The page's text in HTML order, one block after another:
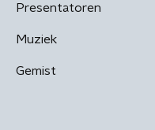
Presentatoren
Muziek
Gemist